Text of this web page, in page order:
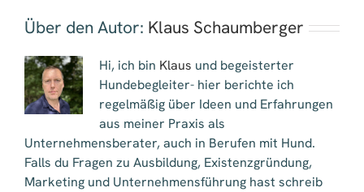
Über den Autor: Klaus Schaumberger
Hi, ich bin Klaus und begeisterter
Hundebegleiter- hier berichte ich
regelmäßig über Ideen und Erfahrungen
aus meiner Praxis als
Unternehmensberater, auch in Berufen mit Hund.
Falls du Fragen zu Ausbildung, Existenzgründung,
Marketing und Unternehmensführung hast schreib